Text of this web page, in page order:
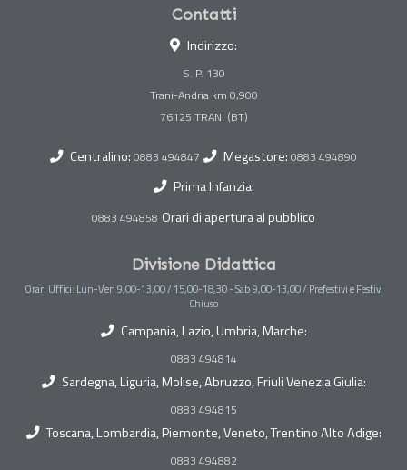
Contatti
Indirizzo:
S. P. 130
Trani-Andria km 0,900
Centralino: 0883 494847 Megastore: 0883 494890
Prima Infanzia:
0883 494858 Orari di apertura al pubblico
Divisione Didattica
Orari Uffici: Lun-Ven 9,00-13,00 / 15,00-18,30 - Sab 9,00-13,00 / Prefestivi e Festivi
Chiuso
Campania, Lazio, Umbria, Marche:
0883 494814
Sardegna, Liguria, Molise, Abruzzo, Friuli Venezia Giulia:
0883 494815
Toscana, Lombardia, Piemonte, Veneto, Trentino Alto Adige:
0883 494882